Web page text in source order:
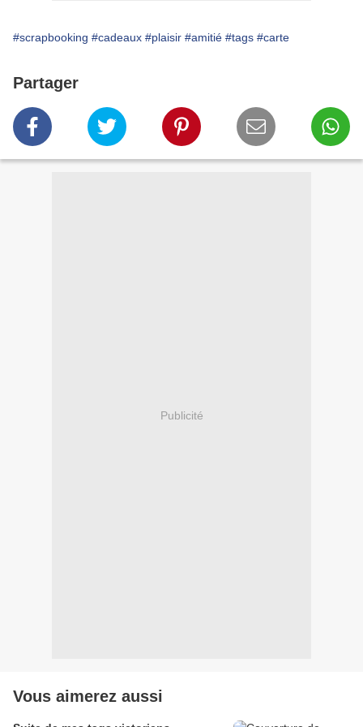
#scrapbooking #cadeaux #plaisir #amitié #tags #carte
Partager
Publicité
Vous aimerez aussi